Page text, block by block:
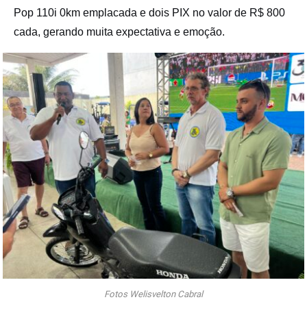
Pop 110i 0km emplacada e dois PIX no valor de R$ 800
cada, gerando muita expectativa e emoção.
Fotos Welisvelton Cabral